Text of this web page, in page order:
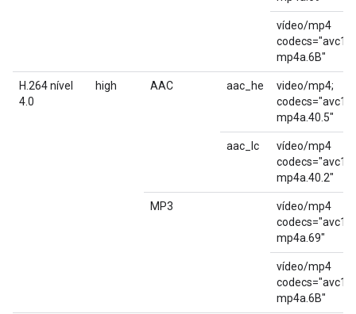
vídeo/mp4
mp4a.6B"
H.264 nível
4.0
high AAC aac_he
video/mp4;
mp4a.40.5"
aac_lc
vídeo/mp4
mp4a.40.2"
MP3
vídeo/mp4
mp4a.69"
vídeo/mp4
mp4a.6B"